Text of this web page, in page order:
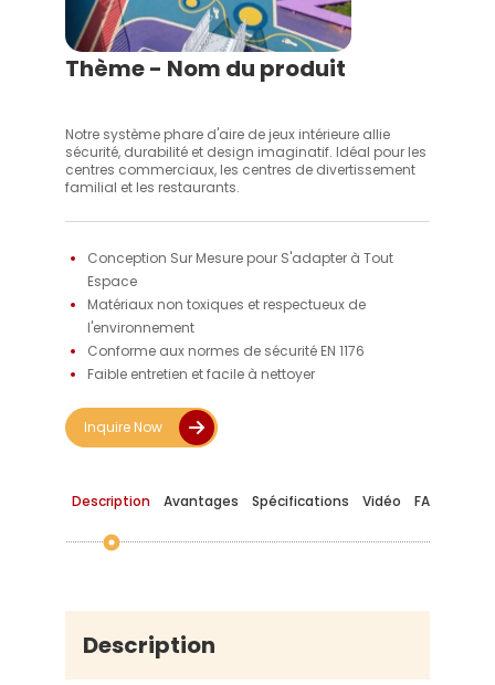
Thème - Nom du produit
Notre système phare d'aire de jeux intérieure allie
sécurité, durabilité et design imaginatif. Idéal pour les
centres commerciaux, les centres de divertissement
familial et les restaurants.
Conception Sur Mesure pour S'adapter à Tout
Espace
Matériaux non toxiques et respectueux de
l'environnement
Conforme aux normes de sécurité EN 1176
Faible entretien et facile à nettoyer
Inquire Now
Description Avantages Spécifications Vidéo FAQ
Description